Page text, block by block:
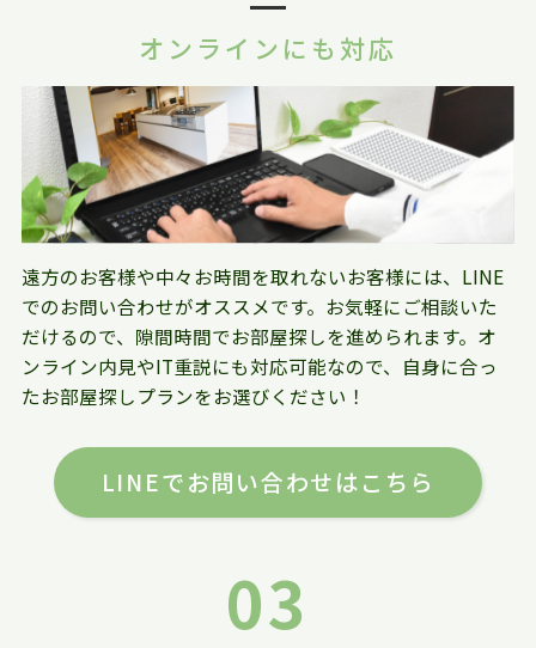
オンラインにも対応
遠方のお客様や中々お時間を取れないお客様には、LINE
でのお問い合わせがオススメです。お気軽にご相談いた
だけるので、隙間時間でお部屋探しを進められます。オ
ンライン内見やIT重説にも対応可能なので、自身に合っ
たお部屋探しプランをお選びください！
LINEでお問い合わせはこちら
03